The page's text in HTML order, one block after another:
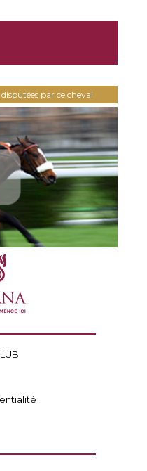
par ce cheval